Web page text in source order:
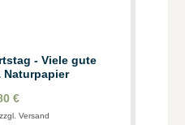
- Viele gute
Naturpapier
€
Versand